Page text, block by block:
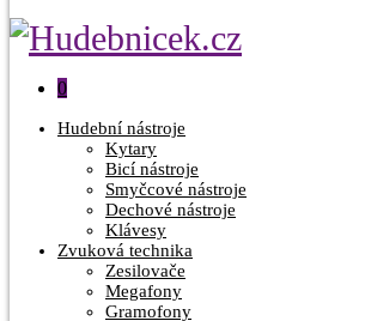
0
Hudební nástroje
Kytary
Bicí nástroje
Smyčcové nástroje
Dechové nástroje
Klávesy
Zvuková technika
Zesilovače
Megafony
Gramofony